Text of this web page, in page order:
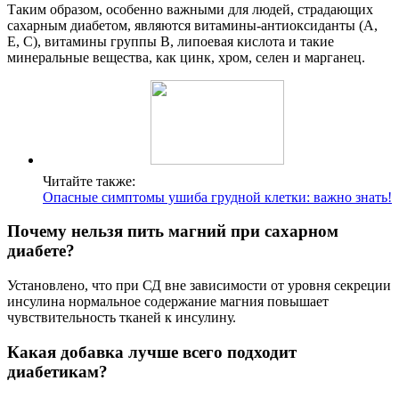
Таким образом, особенно важными для людей, страдающих
сахарным диабетом, являются витамины-антиоксиданты (А,
Е, С), витамины группы В, липоевая кислота и такие
минеральные вещества, как цинк, хром, селен и марганец.
Читайте также:
Опасные симптомы ушиба грудной клетки: важно знать!
Почему нельзя пить магний при сахарном
диабете?
Установлено, что при СД вне зависимости от уровня секреции
инсулина нормальное содержание магния повышает
чувствительность тканей к инсулину.
Какая добавка лучше всего подходит
диабетикам?